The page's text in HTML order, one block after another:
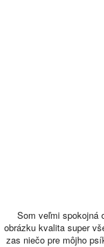
Som veľmi spokojná
obrázku kvalita super
zas niečo pre môjho